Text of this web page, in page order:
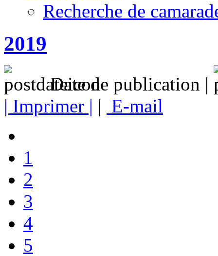
Recherche de
2019
Date de publication |
| Imprimer | | E-mail
1
2
3
4
5